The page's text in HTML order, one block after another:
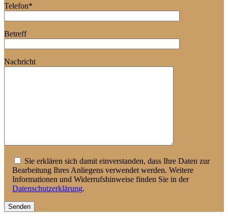
Telefon*
Betreff
Nachricht
Sie erklären sich damit einverstanden, dass Ihre Daten zur
Bearbeitung Ihres Anliegens verwendet werden. Weitere
Informationen und Widerrufshinweise finden Sie in der
Datenschutzerklärung.